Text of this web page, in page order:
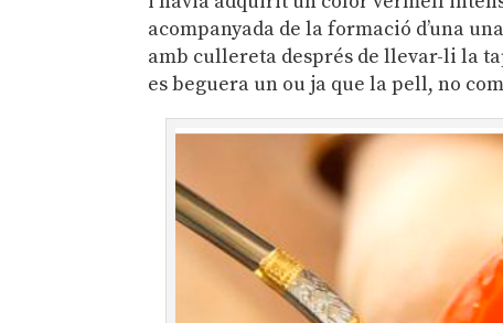
acompanyada de la formació d’una
amb cullereta després de llevar-li la
es beguera un ou ja que la pell, no